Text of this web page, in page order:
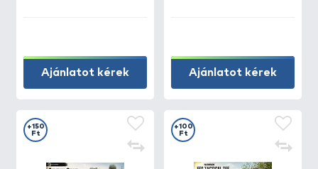
Ajánlatot kérek Ajánlatot kérek
+150
Ft
+100
Ft